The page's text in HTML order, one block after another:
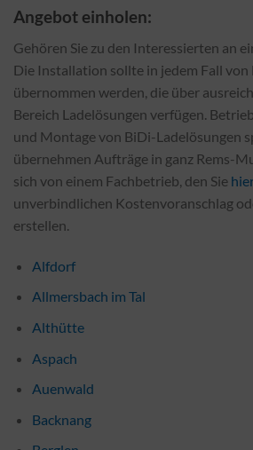
Angebot einholen:
Gehören Sie zu den Interessierten an
Die Installation sollte in jedem Fall von
übernommen werden, die über
Bereich Ladelösungen verfügen.
und Montage von BiDi-Ladelösungen
übernehmen Aufträge in ganz Rems-
sich von einem Fachbetrieb, den Sie
unverbindlichen Kostenvoranschlag
erstellen.
Alfdorf
Allmersbach im Tal
Althütte
Aspach
Auenwald
Backnang